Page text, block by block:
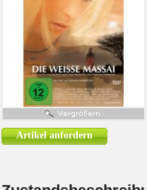
Artikel anfordern